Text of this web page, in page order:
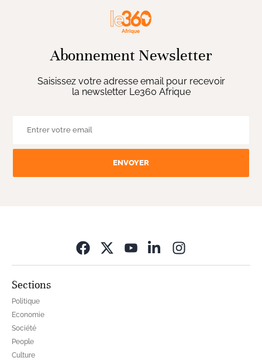
Abonnement Newsletter
Saisissez votre adresse email pour recevoir
la newsletter Le360 Afrique
ENVOYER
Sections
Politique
Economie
Société
People
Culture